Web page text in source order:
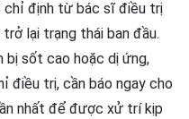
chỉ định từ bác sĩ điều trị
lại trạng thái ban đầu.
bị sốt cao hoặc dị ứng,
điều trị, cần báo ngay cho
nhất để được xử trí kịp